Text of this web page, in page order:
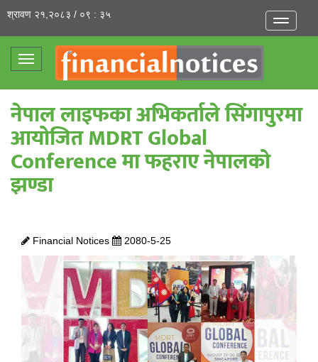
Toggle
श्रावण २१,२०८३ / ०९ : ३५
Toggle
नेपाल लाइफका अभिकर्ताले सिंगापुरमा
आयोजित MDRT Global
Conference मा फहराए नेपालको
झण्डा
Financial Notices 2080-5-25